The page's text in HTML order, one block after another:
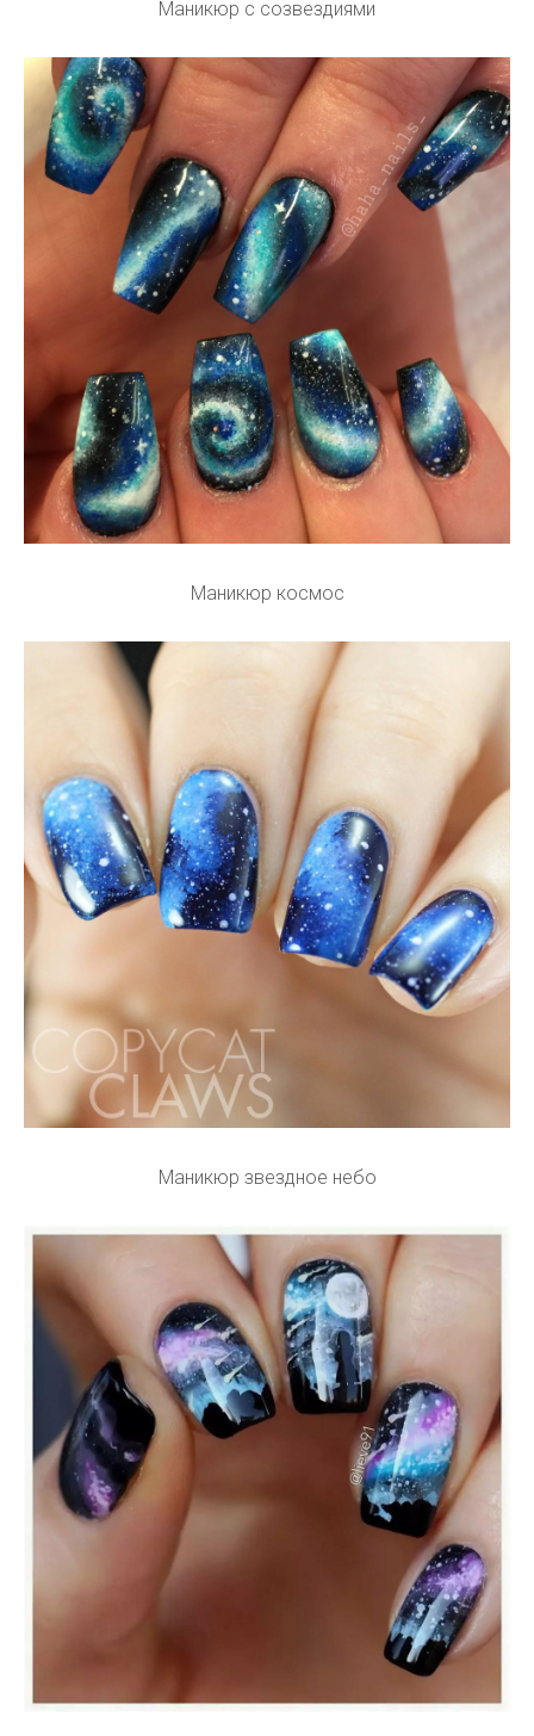
Маникюр с созвездиями
Маникюр космос
Маникюр звездное небо